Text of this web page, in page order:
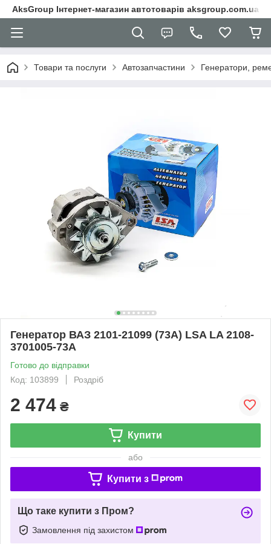
AksGroup Інтернет-магазин автотоварів aksgroup.com.ua
Товари та послуги Автозапчастини Генератори,
Генератор ВАЗ 2101-21099 (73A) LSA LA 2108-
3701005-73A
Готово до відправки
Код: 103899
Роздріб
2 474 ₴
Купити
або
Купити з
Що таке купити з Пром?
Замовлення під захистом